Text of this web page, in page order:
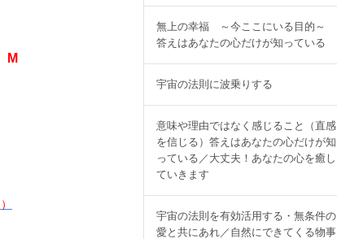
M
）
無上の幸福 ～今ここにいる目的～
答えはあなたの心だけが知っている
宇宙の法則に波乗りする
意味や理由ではなく感じること（直感
を信じる）答えはあなたの心だけが知
っている／大丈夫！あなたの心を癒し
ていきます
宇宙の法則を有効活用する・無条件の
愛と共にあれ／自然にできてくる物事